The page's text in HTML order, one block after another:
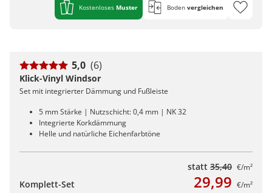
Kostenloses Muster Boden vergleichen
5,0 (6)
Klick-Vinyl Windsor
Set mit integrierter Dämmung und Fußleiste
5 mm Stärke | Nutzschicht: 0,4 mm | NK 32
Integrierte Korkdämmung
Helle und natürliche Eichenfarbtöne
statt 35,40 €/m²
Komplett-Set 29,99 €/m²